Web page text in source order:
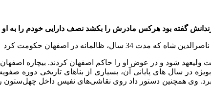
گفته بود هرکس مادرش را بکشد نصف دارایی خودم را به
شود و در عوض او را حاکم اصفهان کردند. بیچاره
در سال های پایانی آن، بسیاری از بناهای تاریخی دوره
وی همچنین دستور داد روی نقاشی‌های نفیس داخل چهل‌ستون